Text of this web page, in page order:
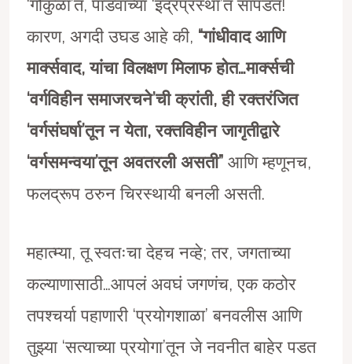
‘गोकुळा’त, पांडवांच्या ‘इंद्रप्रस्था’त सापडतं!
कारण, अगदी उघड आहे की, “गांधीवाद आणि
मार्क्सवाद, यांचा विलक्षण मिलाफ होत…मार्क्सची
‘वर्गविहीन समाजरचने’ची क्रांती, ही रक्तरंजित
‘वर्गसंघर्षा’तून न येता, रक्तविहीन जागृतीद्वारे
‘वर्गसमन्वया’तून अवतरली असती”आणि म्हणूनच,
फलद्रूप ठरुन चिरस्थायी बनली असती.
महात्म्या, तू स्वतःचा देहच नव्हे; तर, जगताच्या
कल्याणासाठी…आपलं अवघं जगणंच, एक कठोर
तपश्चर्या पहाणारी ‘प्रयोगशाळा’ बनवलीस आणि
तुझ्या ‘सत्याच्या प्रयोगा’तून जे नवनीत बाहेर पडत